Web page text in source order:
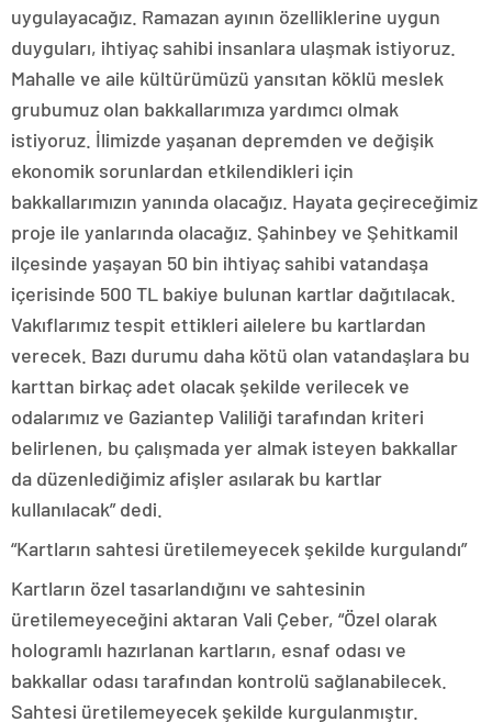
uygulayacağız. Ramazan ayının özelliklerine uygun
duyguları, ihtiyaç sahibi insanlara ulaşmak istiyoruz.
Mahalle ve aile kültürümüzü yansıtan köklü meslek
grubumuz olan bakkallarımıza yardımcı olmak
istiyoruz. İlimizde yaşanan depremden ve değişik
ekonomik sorunlardan etkilendikleri için
bakkallarımızın yanında olacağız. Hayata geçireceğimiz
proje ile yanlarında olacağız. Şahinbey ve Şehitkamil
ilçesinde yaşayan 50 bin ihtiyaç sahibi vatandaşa
içerisinde 500 TL bakiye bulunan kartlar dağıtılacak.
Vakıflarımız tespit ettikleri ailelere bu kartlardan
verecek. Bazı durumu daha kötü olan vatandaşlara bu
karttan birkaç adet olacak şekilde verilecek ve
odalarımız ve Gaziantep Valiliği tarafından kriteri
belirlenen, bu çalışmada yer almak isteyen bakkallar
da düzenlediğimiz afişler asılarak bu kartlar
kullanılacak” dedi.
“Kartların sahtesi üretilemeyecek şekilde kurgulandı”
Kartların özel tasarlandığını ve sahtesinin
üretilemeyeceğini aktaran Vali Çeber, “Özel olarak
hologramlı hazırlanan kartların, esnaf odası ve
bakkallar odası tarafından kontrolü sağlanabilecek.
Sahtesi üretilemeyecek şekilde kurgulanmıştır.